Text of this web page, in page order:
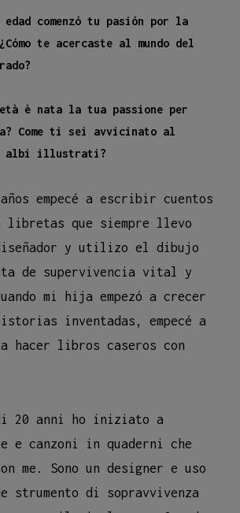
comenzó tu pasión por la
te acercaste al mundo del
è nata la tua passione per
Come ti sei avvicinato al
albi illustrati?
empecé a escribir cuentos
libretas que siempre llevo
y utilizo el dibujo
de supervivencia vital y
mi hija empezó a crecer
inventadas, empecé a
hacer libros caseros con
anni ho iniziato a
e canzoni in quaderni che
me. Sono un designer e uso
strumento di sopravvivenza